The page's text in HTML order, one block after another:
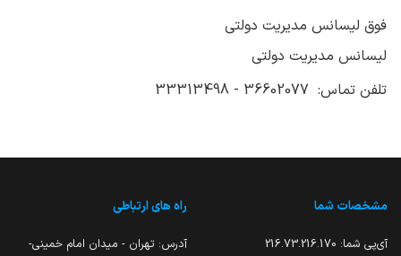
فوق لیسانس مدیریت دولتی
لیسانس مدیریت دولتی
تلفن تماس: 36602077 - 33313498
مشخصات شما
آی‌پی شما: 216.73.216.170
راه های ارتباطی
آدرس: تهران - میدان امام خمینی-